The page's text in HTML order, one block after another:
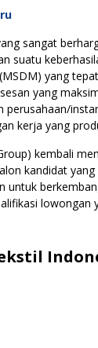
sangat
suatu
yang
yang
kerja yang
kembali
kandidat
untuk
lowongan